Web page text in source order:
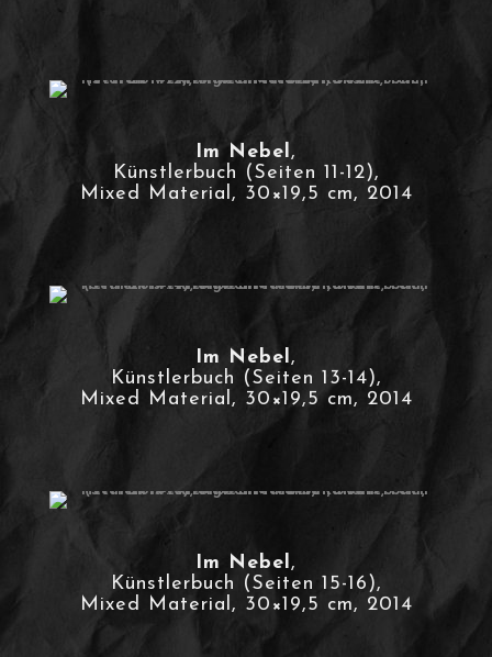
Im Nebel,
Künstlerbuch (Seiten 11-12),
Mixed Material, 30×19,5 cm, 2014
Im Nebel,
Künstlerbuch (Seiten 13-14),
Mixed Material, 30×19,5 cm, 2014
Im Nebel,
Künstlerbuch (Seiten 15-16),
Mixed Material, 30×19,5 cm, 2014